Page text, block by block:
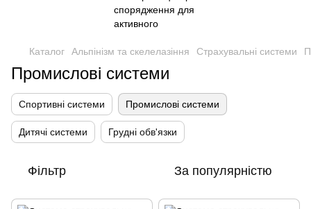
Каталог Альпінізм та скелелазіння Страхувальні системи
Промислові системи
Спортивні системи Промислові системи
Дитячі системи Грудні обв'язки
Фільтр За популярністю